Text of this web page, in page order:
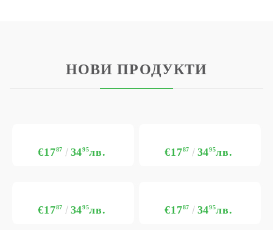
НОВИ ПРОДУКТИ
€1787 3495лв. €1787 3495лв.
€1787 3495лв. €1787 3495лв.